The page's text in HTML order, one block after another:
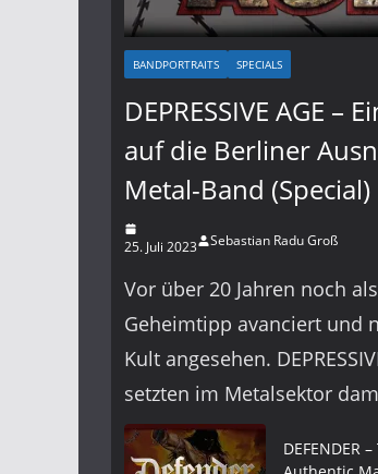
BANDPORTRAITS SPECIALS
DEPRESSIVE AGE –
auf die Berliner
Metal-Band (Special)
25. Juli 2023 Sebastian Radu Groß
Vor über 20 Jahren noch als
Geheimtipp avanciert und
Kult angesehen.
setzten im Metalsektor
DEFENDER